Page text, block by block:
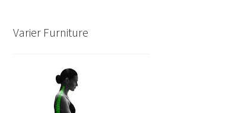
Varier Furniture